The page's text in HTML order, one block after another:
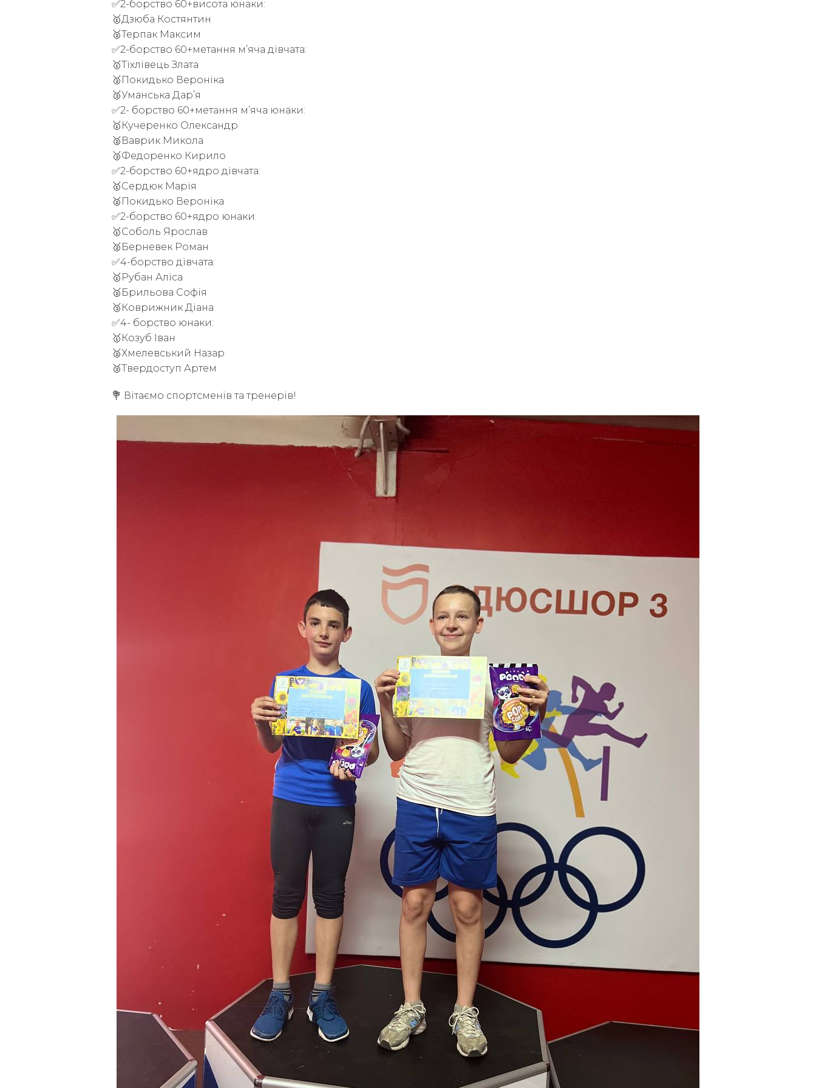
✅2-борство 60+висота юнаки:
🥇Дзюба Костянтин
🥈Терпак Максим
✅2-борство 60+метання мʼяча дівчата:
🥇Тіхлівець Злата
🥈Покидько Вероніка
🥉Уманська Дарʼя
✅2- борство 60+метання мʼяча юнаки:
🥇Кучеренко Олександр
🥈Ваврик Микола
🥉Федоренко Кирило
✅2-борство 60+ядро дівчата:
🥇Сердюк Марія
🥈Покидько Вероніка
✅2-борство 60+ядро юнаки:
🥇Соболь Ярослав
🥈Берневек Роман
✅4-борство дівчата:
🥇Рубан Аліса
🥈Брильова Софія
🥉Коврижник Діана
✅4- борство юнаки:
🥇Козуб Іван
🥈Хмелевський Назар
🥉Твердоступ Артем
💐 Вітаємо спортсменів та тренерів!